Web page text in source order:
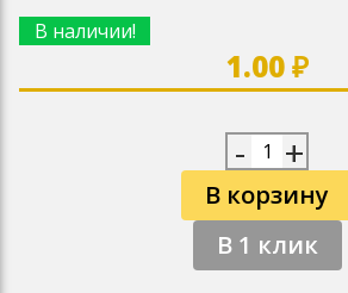
В наличии!
1.00 ₽
- +
В корзину
В 1 клик